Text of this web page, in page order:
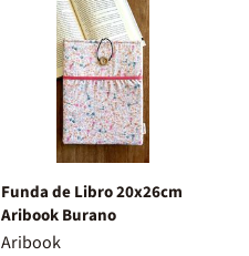
Funda de Libro 20x26cm
Aribook Burano
Aribook